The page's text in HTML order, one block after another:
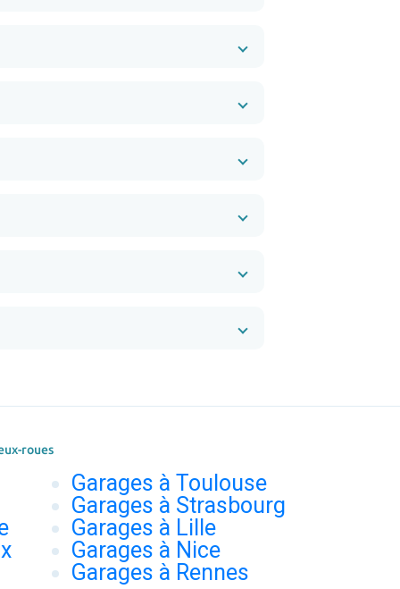
roues
Garages à Toulouse
Garages à Strasbourg
Garages à Lille
Garages à Nice
Garages à Rennes